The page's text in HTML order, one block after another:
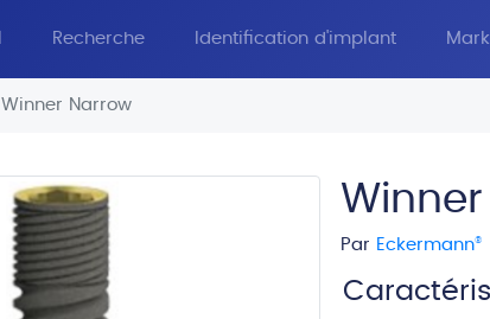
Recherche Identification d'implant
Winner Narrow
Par Eckermann®